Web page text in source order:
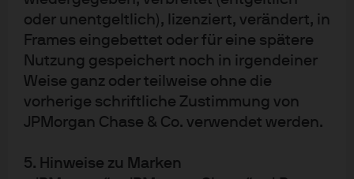
oder unentgeltlich), lizenziert, verändert, in
Frames eingebettet oder für eine spätere
Nutzung gespeichert noch in irgendeiner
Weise ganz oder teilweise ohne die
vorherige schriftliche Zustimmung von
JPMorgan Chase & Co. verwendet werden.
5. Hinweise zu Marken
Annabelle Düchting, PR & Marketing Managerin
Telefon: (069) 7124 25 34 / Mobil: (0151) 55 03 17 11
E-Mail:annabelle.x.duechting@jpmorgan.com
Die deutsche Presse-Website finden Siehier
Vogel, Head of Marketing & PR